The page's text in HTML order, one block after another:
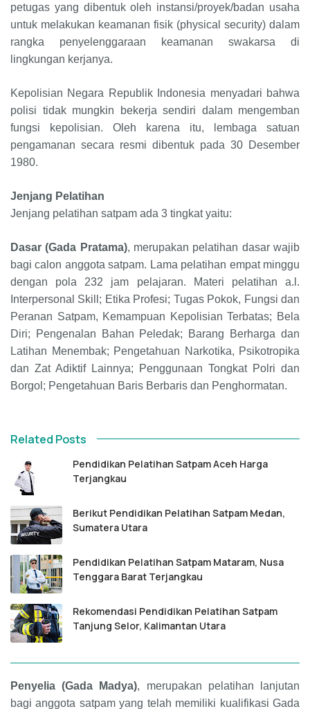
petugas yang dibentuk oleh instansi/proyek/badan usaha
untuk melakukan keamanan fisik (physical security) dalam
rangka penyelenggaraan keamanan swakarsa di
lingkungan kerjanya.
Kepolisian Negara Republik Indonesia menyadari bahwa
polisi tidak mungkin bekerja sendiri dalam mengemban
fungsi kepolisian. Oleh karena itu, lembaga satuan
pengamanan secara resmi dibentuk pada 30 Desember
1980.
Jenjang Pelatihan
Jenjang pelatihan satpam ada 3 tingkat yaitu:
Dasar (Gada Pratama), merupakan pelatihan dasar wajib
bagi calon anggota satpam. Lama pelatihan empat minggu
dengan pola 232 jam pelajaran. Materi pelatihan a.l.
Interpersonal Skill; Etika Profesi; Tugas Pokok, Fungsi dan
Peranan Satpam, Kemampuan Kepolisian Terbatas; Bela
Diri; Pengenalan Bahan Peledak; Barang Berharga dan
Latihan Menembak; Pengetahuan Narkotika, Psikotropika
dan Zat Adiktif Lainnya; Penggunaan Tongkat Polri dan
Borgol; Pengetahuan Baris Berbaris dan Penghormatan.
Related Posts
Pendidikan Pelatihan Satpam Aceh Harga
Terjangkau
Berikut Pendidikan Pelatihan Satpam Medan,
Sumatera Utara
Pendidikan Pelatihan Satpam Mataram, Nusa
Tenggara Barat Terjangkau
Rekomendasi Pendidikan Pelatihan Satpam
Tanjung Selor, Kalimantan Utara
Penyelia (Gada Madya), merupakan pelatihan lanjutan
bagi anggota satpam yang telah memiliki kualifikasi Gada